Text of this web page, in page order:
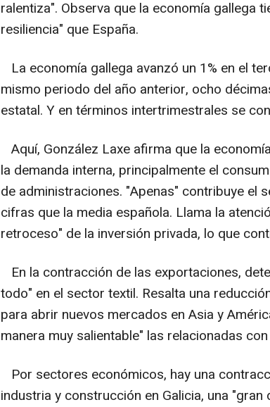
ralentiza". Observa que la economía gallega
resiliencia" que España.
La economía gallega avanzó un 1% en el
mismo periodo del año anterior, ocho
estatal. Y en términos intertrimestrales se
Aquí, González Laxe afirma que la
la demanda interna, principalmente el
de administraciones. "Apenas" contribuye el
cifras que la media española. Llama la
retroceso" de la inversión privada, lo que
En la contracción de las exportaciones,
todo" en el sector textil. Resalta una
para abrir nuevos mercados en Asia y
manera muy salientable" las relacionadas
Por sectores económicos, hay una
industria y construcción en Galicia, una